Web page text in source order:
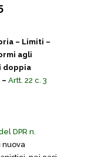
– Limiti –
agli
doppia
Artt. 22 c. 3
DPR n.
nuova